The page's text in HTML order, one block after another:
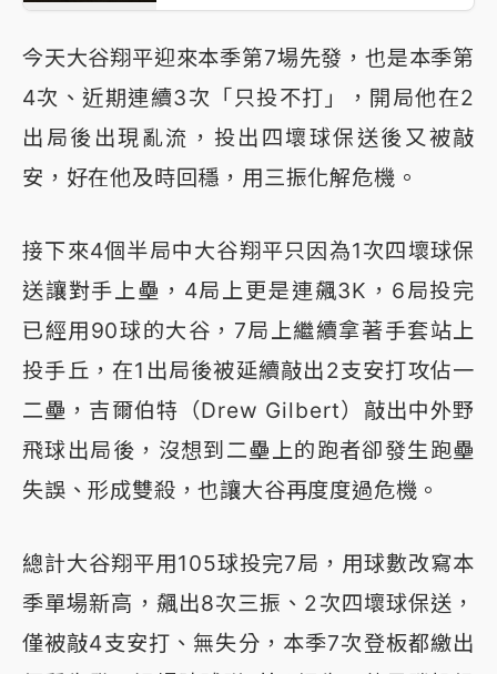
今天大谷翔平迎來本季第7場先發，也是本季第
4次、近期連續3次「只投不打」，開局他在2
出局後出現亂流，投出四壞球保送後又被敲
安，好在他及時回穩，用三振化解危機。
接下來4個半局中大谷翔平只因為1次四壞球保
送讓對手上壘，4局上更是連飆3K，6局投完
已經用90球的大谷，7局上繼續拿著手套站上
投手丘，在1出局後被延續敲出2支安打攻佔一
二壘，吉爾伯特（Drew Gilbert）敲出中外野
飛球出局後，沒想到二壘上的跑者卻發生跑壘
失誤、形成雙殺，也讓大谷再度度過危機。
總計大谷翔平用105球投完7局，用球數改寫本
季單場新高，飆出8次三振、2次四壞球保送，
僅被敲4支安打、無失分，本季7次登板都繳出